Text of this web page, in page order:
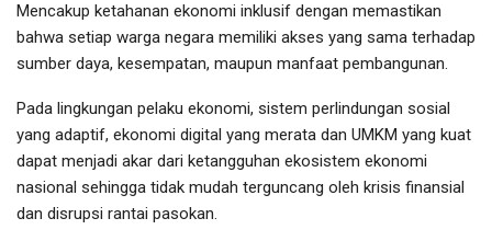
Mencakup ketahanan ekonomi inklusif dengan memastikan
bahwa setiap warga negara memiliki akses yang sama terhadap
sumber daya, kesempatan, maupun manfaat pembangunan.
Pada lingkungan pelaku ekonomi, sistem perlindungan sosial
yang adaptif, ekonomi digital yang merata dan UMKM yang kuat
dapat menjadi akar dari ketangguhan ekosistem ekonomi
nasional sehingga tidak mudah terguncang oleh krisis finansial
dan disrupsi rantai pasokan.